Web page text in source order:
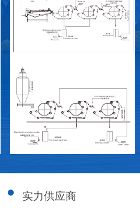
实力供应商